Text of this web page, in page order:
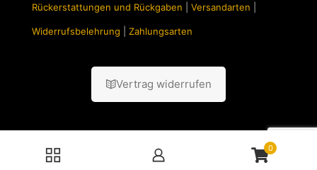
Rückerstattungen und Rückgaben
Versandarten
Widerrufsbelehrung Zahlungsarten
Vertrag widerrufen
0